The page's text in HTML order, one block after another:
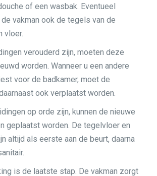
of een wasbak. Eventueel
vakman ook de tegels van de
vloer.
verouderd zijn, moeten deze
worden. Wanneer u een andere
voor de badkamer, moet de
ook verplaatst worden.
op orde zijn, kunnen de nieuwe
geplaatst worden. De tegelvloer en
altijd als eerste aan de beurt, daarna
is de laatste stap. De vakman zorgt